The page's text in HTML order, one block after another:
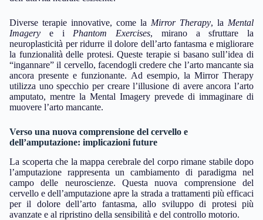
Diverse terapie innovative, come la Mirror Therapy, la Mental
Imagery e i Phantom Exercises, mirano a sfruttare la
neuroplasticità per ridurre il dolore dell’arto fantasma e migliorare
la funzionalità delle protesi. Queste terapie si basano sull’idea di
“ingannare” il cervello, facendogli credere che l’arto mancante sia
ancora presente e funzionante. Ad esempio, la Mirror Therapy
utilizza uno specchio per creare l’illusione di avere ancora l’arto
amputato, mentre la Mental Imagery prevede di immaginare di
muovere l’arto mancante.
Verso una nuova comprensione del cervello e
dell’amputazione: implicazioni future
La scoperta che la mappa cerebrale del corpo rimane stabile dopo
l’amputazione rappresenta un cambiamento di paradigma nel
campo delle neuroscienze. Questa nuova comprensione del
cervello e dell’amputazione apre la strada a trattamenti più efficaci
per il dolore dell’arto fantasma, allo sviluppo di protesi più
avanzate e al ripristino della sensibilità e del controllo motorio.